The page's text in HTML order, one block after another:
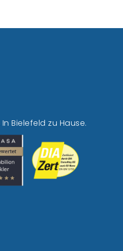
Bielefeld zu Hause.